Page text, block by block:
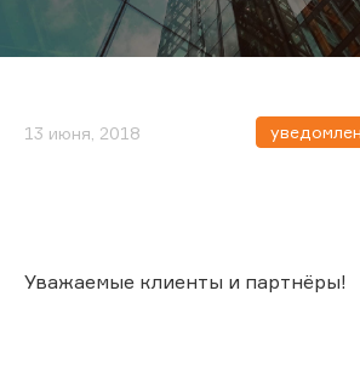
13 июня, 2018
Уважаемые клиенты и партнёры!